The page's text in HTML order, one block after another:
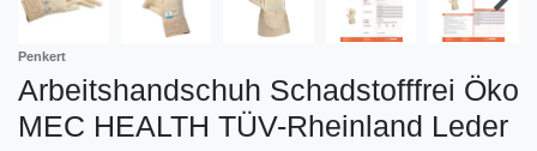
Penkert
Arbeitshandschuh Schadstofffrei Öko
MEC HEALTH TÜV-Rheinland Leder